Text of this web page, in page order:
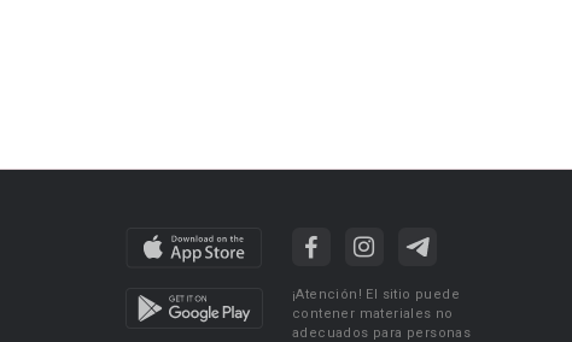
¡Atención! El sitio puede
contener materiales no
adecuados para personas